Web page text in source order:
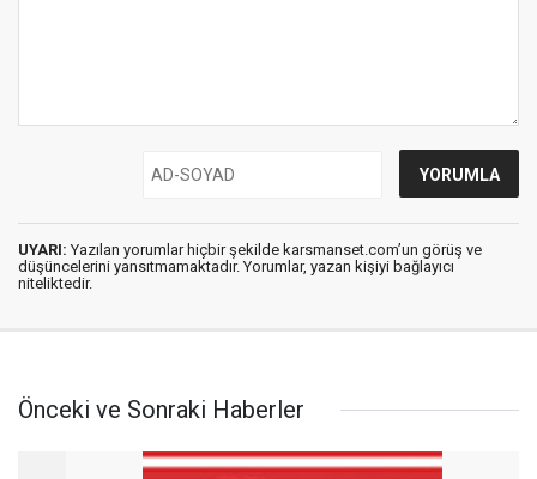
UYARI: Yazılan yorumlar hiçbir şekilde karsmanset.com’un görüş ve
düşüncelerini yansıtmamaktadır. Yorumlar, yazan kişiyi bağlayıcı
niteliktedir.
Önceki ve Sonraki Haberler